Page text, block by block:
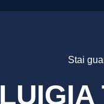
Stai
LUIGIA